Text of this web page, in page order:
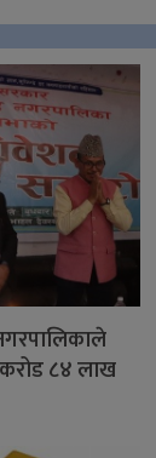
८४ लाख